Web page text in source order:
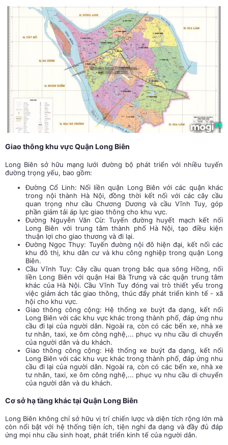
Giao thông khu vực Quận Long Biên
Long Biên sở hữu mạng lưới đường bộ phát triển với nhiều tuyến
đường trọng yếu, bao gồm:
Đường Cổ Linh: Nối liền quận Long Biên với các quận khác
trong nội thành Hà Nội, đồng thời kết nối với các cây cầu
quan trọng như cầu Chương Dương và cầu Vĩnh Tuy, góp
phần giảm tải áp lực giao thông cho khu vực.
Đường Nguyễn Văn Cừ: Tuyến đường huyết mạch kết nối
Long Biên với trung tâm thành phố Hà Nội, tạo điều kiện
thuận lợi cho giao thương và đi lại.
Đường Ngọc Thụy: Tuyến đường nội đô hiện đại, kết nối các
khu đô thị, khu dân cư và khu công nghiệp trong quận Long
Biên.
Cầu Vĩnh Tuy: Cây cầu quan trọng bắc qua sông Hồng, nối
liền Long Biên với quận Hai Bà Trưng và các quận trung tâm
khác của Hà Nội. Cầu Vĩnh Tuy đóng vai trò thiết yếu trong
việc giảm ách tắc giao thông, thúc đẩy phát triển kinh tế - xã
hội cho khu vực.
Giao thông công cộng: Hệ thống xe buýt đa dạng, kết nối
Long Biên với các khu vực khác trong thành phố, đáp ứng nhu
cầu đi lại của người dân. Ngoài ra, còn có các bến xe, nhà xe
tư nhân, taxi, xe ôm công nghệ,... phục vụ nhu cầu di chuyển
của người dân và du khách.
Giao thông công cộng: Hệ thống xe buýt đa dạng, kết nối
Long Biên với các khu vực khác trong thành phố, đáp ứng nhu
cầu đi lại của người dân. Ngoài ra, còn có các bến xe, nhà xe
tư nhân, taxi, xe ôm công nghệ,... phục vụ nhu cầu di chuyển
của người dân và du khách.
Cơ sở hạ tầng khác tại Quận Long Biên
Long Biên không chỉ sở hữu vị trí chiến lược và diện tích rộng lớn mà
còn nổi bật với hệ thống tiện ích, tiện nghi đa dạng và đầy đủ đáp
ứng mọi nhu cầu sinh hoạt, phát triển kinh tế của người dân.